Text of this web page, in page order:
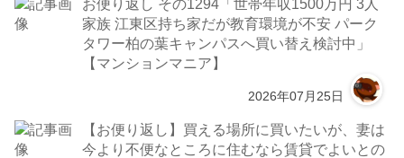
お便り返し その1294「世帯年収1500万円 3人
家族 江東区持ち家だが教育環境が不安 パーク
タワー柏の葉キャンパスへ買い替え検討中」
【マンションマニア】
2026年07月25日
【お便り返し】買える場所に買いたいが、妻は
今より不便なところに住むなら賃貸でよいとの